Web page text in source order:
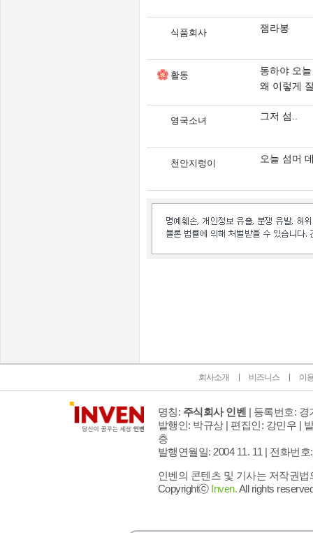
식품회사 잼라봉
활동
동하야 오
왜 이렇게
영국소녀 그저 섬..
천안지렁이 오늘 섬머
회사소개 비즈니스 이
명칭: 주식회사 인벤 | 등록번호: 경
발행인: 박규상 | 편집인: 강민우 |
층
발행연월일: 2004 11. 11 | 전화번호
인벤의 콘텐츠 및 기사는 저작권
Copyrightⓒ Inven.All rights